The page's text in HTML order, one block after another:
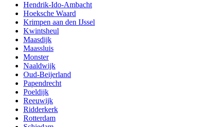
Hendrik-Ido-Ambacht
Hoeksche Waard
Krimpen aan den IJssel
Kwintsheul
Maasdijk
Maassluis
Monster
Naaldwijk
Oud-Beijerland
Papendrecht
Poeldijk
Reeuwijk
Ridderkerk
Rotterdam